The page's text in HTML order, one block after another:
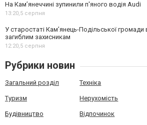
На Камʼянеччині зупинили п'яного водія Audi
13:20,5 серпня
У старостаті Кам’янець-Подільської
загиблим захисникам
12:20,5 серпня
Рубрики новин
Загальний розділ Техніка
Туризм Нерухомість
Будівництво Відпочинок